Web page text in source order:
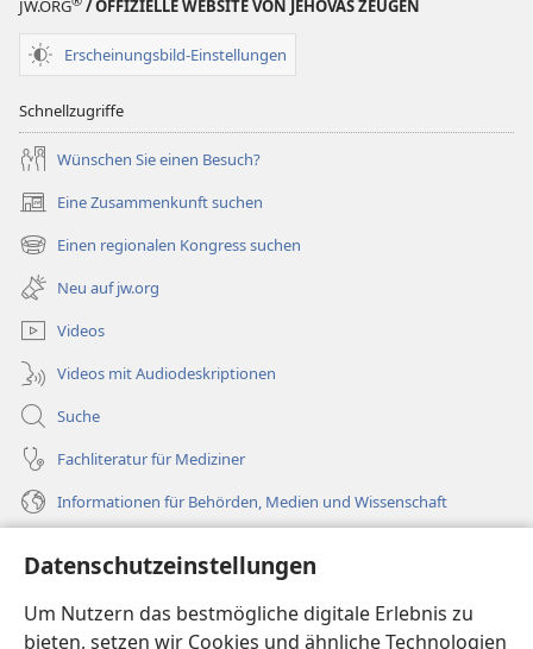
Datenschutzeinstellungen
Um Nutzern das bestmögliche digitale Erlebnis zu
bieten, setzen wir Cookies und ähnliche Technologien
JW.ORG / OFFIZIELLE WEBSITE VON JEHOVAS ZEUGEN
Erscheinungsbild-Einstellungen
Schnellzugriffe
Wünschen Sie einen Besuch?
Eine Zusammenkunft suchen
(öffnet
neues
Fenster)
Einen regionalen Kongress suchen
(öffnet
neues
Fenster)
Neu auf jw.org
Videos
Videos mit Audiodeskriptionen
Suche
Fachliteratur für Mediziner
Informationen für Behörden, Medien und Wissenschaft
Spenden
(öffnet
neues